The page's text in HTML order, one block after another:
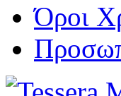
Όροι